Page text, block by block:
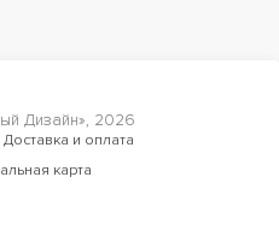
Дизайн», 2026
Доставка и оплата
карта